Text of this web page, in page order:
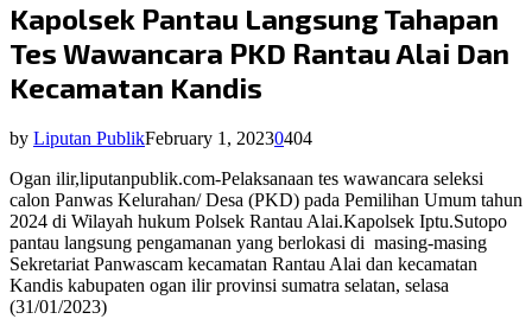
Kapolsek Pantau Langsung Tahapan
Tes Wawancara PKD Rantau Alai Dan
Kecamatan Kandis
by Liputan PublikFebruary 1, 20230404
Ogan ilir,liputanpublik.com-Pelaksanaan tes wawancara seleksi
calon Panwas Kelurahan/ Desa (PKD) pada Pemilihan Umum tahun
2024 di Wilayah hukum Polsek Rantau Alai.Kapolsek Iptu.Sutopo
pantau langsung pengamanan yang berlokasi di masing-masing
Sekretariat Panwascam kecamatan Rantau Alai dan kecamatan
Kandis kabupaten ogan ilir provinsi sumatra selatan, selasa
(31/01/2023)